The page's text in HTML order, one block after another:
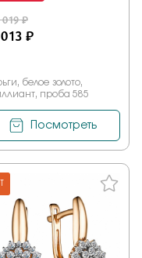
019 ₽
₽
белое золото,
проба 585
Посмотреть